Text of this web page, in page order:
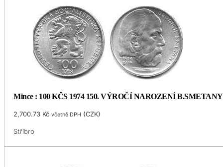
Mince : 100 KČS 1974 150. VÝROČÍ NAROZENÍ B.SMETANY
2,700.73 Kč včetně DPH (CZK)
Stříbro